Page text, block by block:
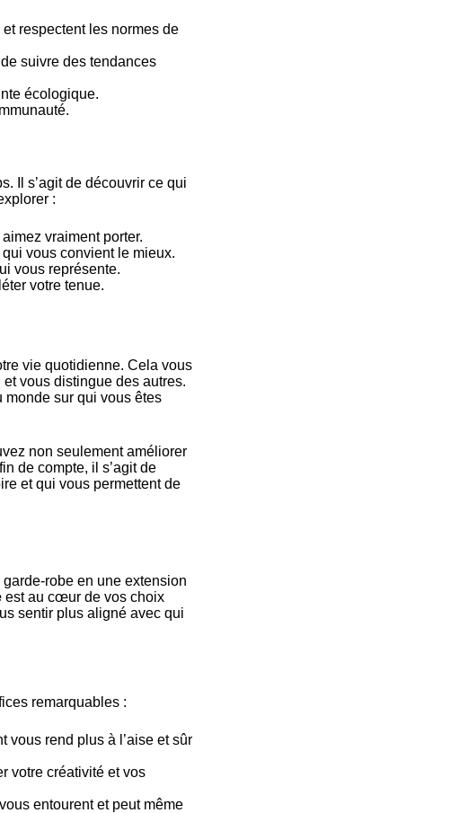
respectent les normes de
suivre des tendances
écologique.
Il s’agit de découvrir ce qui
:
vraiment porter.
vous convient le mieux.
vous représente.
votre tenue.
vie quotidienne. Cela vous
vous distingue des autres.
monde sur qui vous êtes
non seulement améliorer
de compte, il s’agit de
et qui vous permettent de
robe en une extension
est au cœur de vos choix
sentir plus aligné avec qui
remarquables :
vous rend plus à l’aise et sûr
votre créativité et vos
entourent et peut même